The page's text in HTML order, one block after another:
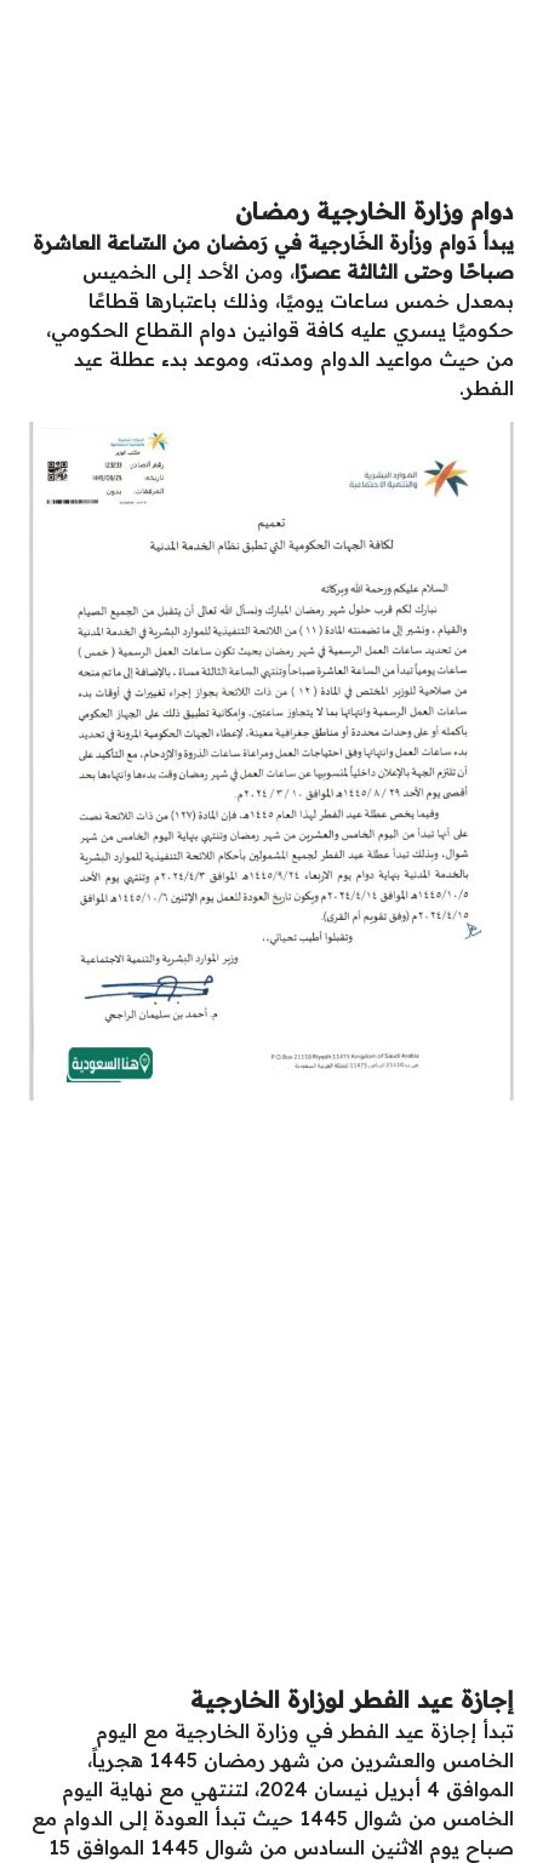
دوام وزارة الخارجية رمضان
يبدأ دَوام وزاْرة الخَارجية في رَمضان من السّاعة العاشرة
صباحًا وحتى الثالثة عصرًا، ومن الأحد إلى الخميس
بمعدل خمس ساعات يوميًا، وذلك باعتبارها قطاعًا
حكوميًا يسري عليه كافة قوانين دوام القطاع الحكومي،
من حيث مواعيد الدوام ومدته، وموعد بدء عطلة عيد
الفطر.
إجازة عيد الفطر لوزارة الخارجية
تبدأ إجازة عيد الفطر في وزارة الخارجية مع اليوم
الخامس والعشرين من شهر رمضان 1445 هجرياً،
الموافق 4 أبريل نيسان 2024، لتنتهي مع نهاية اليوم
الخامس من شوال 1445 حيث تبدأ العودة إلى الدوام مع
صباح يوم الاثنين السادس من شوال 1445 الموافق 15